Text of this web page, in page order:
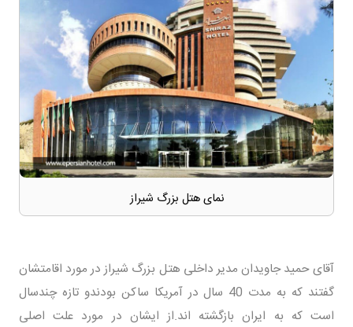
نمای هتل بزرگ شیراز
آقای حمید جاویدان مدیر داخلی هتل بزرگ شیراز در مورد اقامتشان
گفتند که به مدت 40 سال در آمریکا ساکن بودندو تازه چندسال
است که به ایران بازگشته اند.از ایشان در مورد علت اصلی